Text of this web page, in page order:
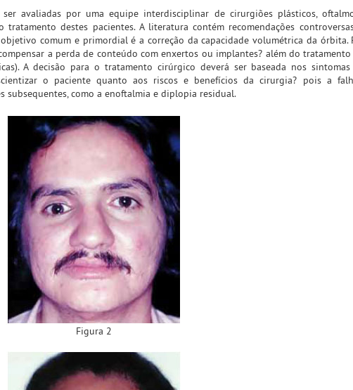
avaliadas por uma equipe interdisciplinar de cirurgiões plásticos,
destes pacientes. A literatura contém recomendações
comum e primordial é a correção da capacidade volumétrica da órbita.
a perda de conteúdo com enxertos ou implantes? além do tratamento
A decisão para o tratamento cirúrgico deverá ser baseada nos sintomas
o paciente quanto aos riscos e benefícios da cirurgia? pois a
subsequentes, como a enoftalmia e diplopia residual.
Figura 2